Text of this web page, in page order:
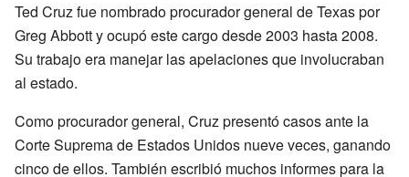
Ted Cruz fue nombrado procurador general de Texas por
Greg Abbott y ocupó este cargo desde 2003 hasta 2008.
Su trabajo era manejar las apelaciones que involucraban
al estado.
Como procurador general, Cruz presentó casos ante la
Corte Suprema de Estados Unidos nueve veces, ganando
cinco de ellos. También escribió muchos informes para la